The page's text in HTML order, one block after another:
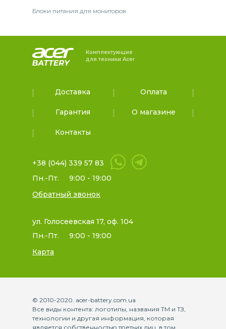
Блоки питания для мониторов
Комплектующие
для техники Acer
Доставка Оплата
Гарантия О магазине
Контакты
+38 (044) 339 57 83
Пн.-Пт.
9:00 - 19:00
Обратный звонок
ул. Голосеевская 17, оф. 104
Пн.-Пт.
9:00 - 19:00
Карта
© 2010-2020. acer-battery.com.ua
Все виды контента: логотипы, названия ТМ и ТЗ,
технологии и другая информация, которая
является собственностью третьих лиц, в том